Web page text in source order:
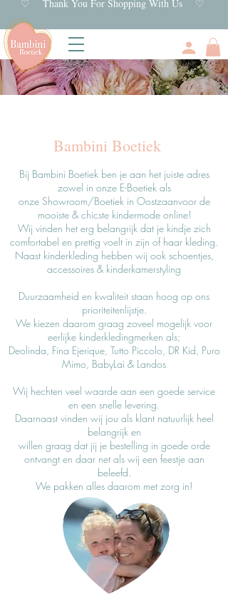
♡ Thank You For Shopping With Us ♡
Bambini Boetiek
Bij Bambini Boetiek ben je aan het juiste adres
zowel in onze E-Boetiek als
onze Showroom/Boetiek in Oostzaanvoor de
mooiste & chicste kindermode online!
Wij vinden het erg belangrijk dat je kindje zich
comfortabel en prettig voelt in zijn of haar kleding.
Naast kinderkleding hebben wij ook schoentjes,
accessoires & kinderkamerstyling
Duurzaamheid en kwaliteit staan hoog op ons
prioriteitenlijstje.
We kiezen daarom graag zoveel mogelijk voor
eerlijke kinderkledingmerken als;
Deolinda, Fina Ejerique, Tutto Piccolo, DR Kid, Puro
Mimo, BabyLai & Landos
Wij hechten veel waarde aan een goede service
en een snelle levering.
Daarnaast vinden wij jou als klant natuurlijk heel
belangrijk en
willen graag dat jij je bestelling in goede orde
ontvangt en daar net als wij een feestje aan
beleefd.
We pakken alles daarom met zorg in!